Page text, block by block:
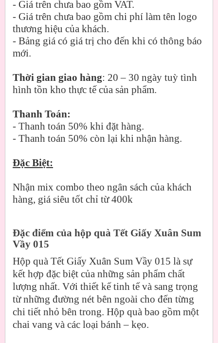
- Giá trên chưa bao gồm VAT.
- Giá trên chưa bao gồm chi phí làm tên logo
thương hiệu của khách.
- Bảng giá có giá trị cho đến khi có thông báo
mới.
Thời gian giao hàng: 20 – 30 ngày tuỳ tình
hình tồn kho thực tế của sản phẩm.
Thanh Toán:
- Thanh toán 50% khi đặt hàng.
- Thanh toán 50% còn lại khi nhận hàng.
Đặc Biệt:
Nhận mix combo theo ngân sách của khách
hàng, giá siêu tốt chỉ từ 400k
Đặc điểm của hộp quà Tết Giấy Xuân Sum
Vầy 015
Hộp quà Tết Giấy Xuân Sum Vầy 015 là sự
kết hợp đặc biệt của những sản phẩm chất
lượng nhất. Với thiết kế tinh tế và sang trọng
từ những đường nét bên ngoài cho đến từng
chi tiết nhỏ bên trong. Hộp quà bao gồm một
chai vang và các loại bánh – kẹo.